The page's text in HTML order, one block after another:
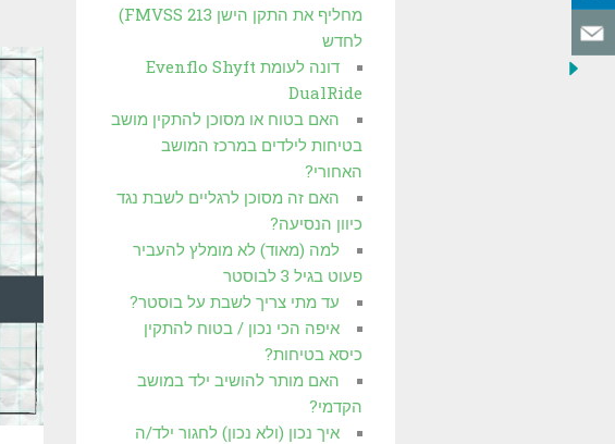
מחליף את התקן הישן FMVSS 213)
לחדש
דונה לעומת Evenflo Shyft
DualRide
האם בטוח או מסוכן להתקין מושב
בטיחות לילדים במרכז המושב
האחורי?
האם זה מסוכן לרגליים לשבת נגד
כיוון הנסיעה?
למה (מאוד) לא מומלץ להעביר
פעוט בגיל 3 לבוסטר
עד מתי צריך לשבת על בוסטר?
איפה הכי נכון / בטוח להתקין
כיסא בטיחות?
האם מותר להושיב ילד במושב
הקדמי?
איך נכון (ולא נכון) לחגור ילד/ה